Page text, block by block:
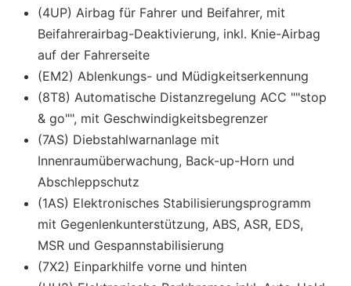
(4UP) Airbag für Fahrer und Beifahrer, mit
Beifahrerairbag-Deaktivierung, inkl. Knie-Airbag
auf der Fahrerseite
(EM2) Ablenkungs- und Müdigkeitserkennung
(8T8) Automatische Distanzregelung ACC ""stop
& go"", mit Geschwindigkeitsbegrenzer
(7AS) Diebstahlwarnanlage mit
Innenraumüberwachung, Back-up-Horn und
Abschleppschutz
(1AS) Elektronisches Stabilisierungsprogramm
mit Gegenlenkunterstützung, ABS, ASR, EDS,
MSR und Gespannstabilisierung
(7X2) Einparkhilfe vorne und hinten